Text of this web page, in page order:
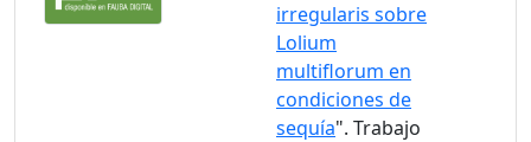
irregularis sobre
Lolium
multiflorum en
condiciones de
sequía". Trabajo